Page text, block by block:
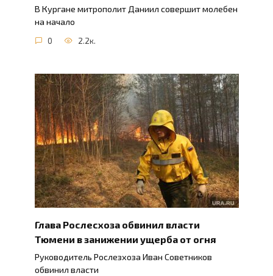
В Кургане митрополит Даниил совершит молебен
на начало
0 2.2к.
Глава Рослесхоза обвинил власти
Тюмени в занижении ущерба от огня
Руководитель Рослезхоза Иван Советников
обвинил власти